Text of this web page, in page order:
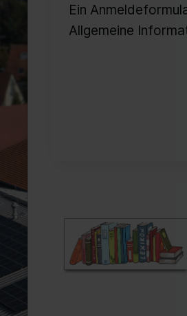
Ein
Allgemeine